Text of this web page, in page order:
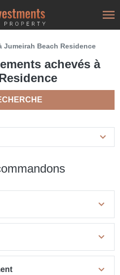
Jumeirah Beach Residence
achevés à